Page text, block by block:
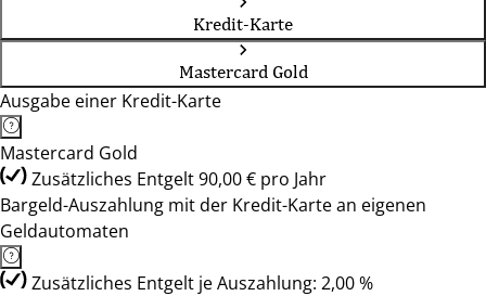
Kredit-Karte
Mastercard Gold
Ausgabe einer Kredit-Karte
Mastercard Gold
Zusätzliches Entgelt 90,00 € pro Jahr
Bargeld-Auszahlung mit der Kredit-Karte an eigenen
Geldautomaten
Zusätzliches Entgelt je Auszahlung: 2,00 %